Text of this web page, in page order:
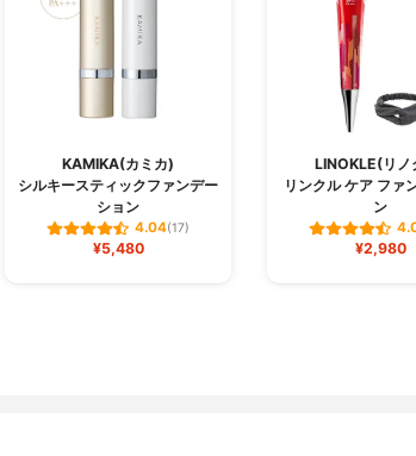
KAMIKA(カミカ)
シルキースティックファンデー
ション
4.04(17)
¥5,480
LINOKLE(リノ
リンクル ケア ファ
ン
¥2,980